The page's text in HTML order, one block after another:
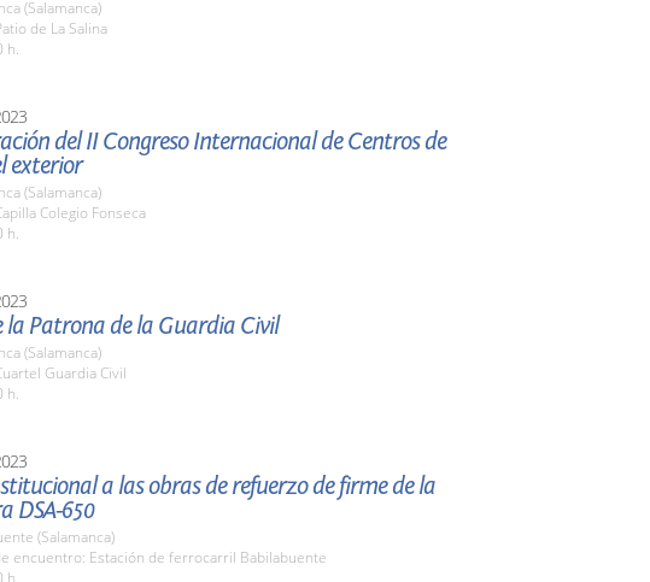
(Salamanca)
de La Salina
h.
del II Congreso Internacional de Centros de
exterior
(Salamanca)
Colegio Fonseca
h.
la Patrona de la Guardia Civil
(Salamanca)
Guardia Civil
h.
a las obras de refuerzo de firme de la
DSA-650
(Salamanca)
encuentro: Estación de ferrocarril Babilabuente
h.